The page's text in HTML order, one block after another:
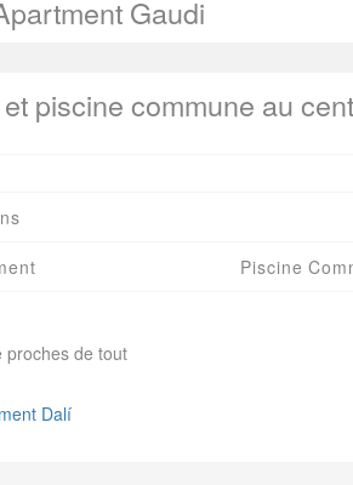
Gaudi
piscine commune au
Piscine
proches de tout
Dalí